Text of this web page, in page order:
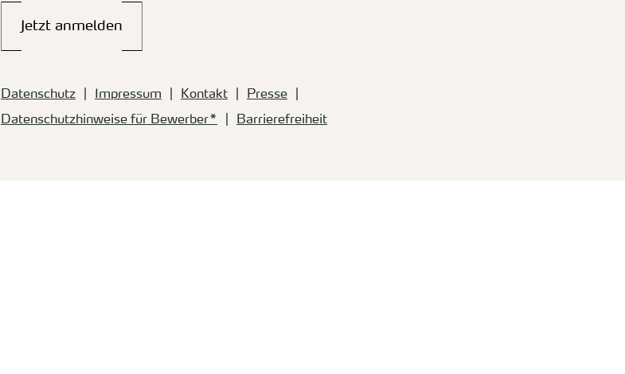
Jetzt anmelden
Datenschutz Impressum Kontakt
Presse
Datenschutzhinweise für Bewerber*
Barrierefreiheit